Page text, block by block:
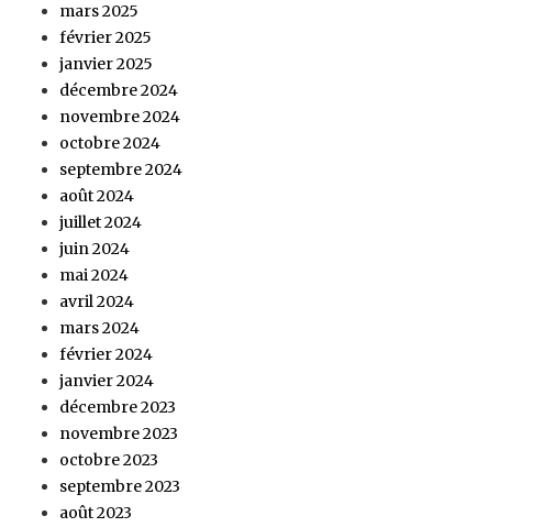
mars 2025
février 2025
janvier 2025
décembre 2024
novembre 2024
octobre 2024
septembre 2024
août 2024
juillet 2024
juin 2024
mai 2024
avril 2024
mars 2024
février 2024
janvier 2024
décembre 2023
novembre 2023
octobre 2023
septembre 2023
août 2023